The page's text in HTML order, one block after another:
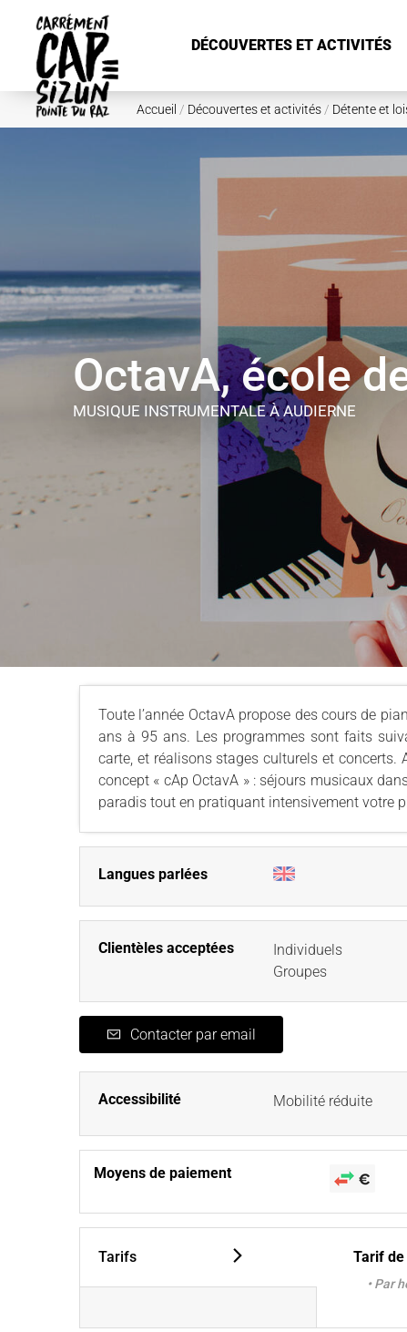
DÉCOUVERTES ET ACTIVITÉS
Accueil / Découvertes et activités / Détente et
OctavA, école
MUSIQUE INSTRUMENTALEÀ AUDIERNE
Toute l’année OctavA propose des cours de
ans à 95 ans. Les programmes sont faits
carte, et réalisons stages culturels et concerts.
concept « cAp OctavA » : séjours musicaux
paradis tout en pratiquant intensivement votre
Langues parlées
Clientèles acceptées
Individuels
Groupes
Contacter par email
Accessibilité Mobilité réduite
Moyens de paiement
Tarifs Tarif
• Par